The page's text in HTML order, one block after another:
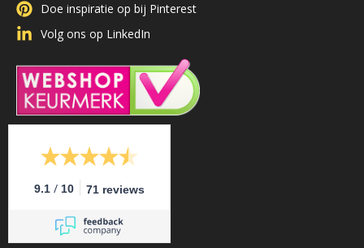
Doe inspiratie op bij Pinterest
Volg ons op LinkedIn
9.1 / 10 71 reviews